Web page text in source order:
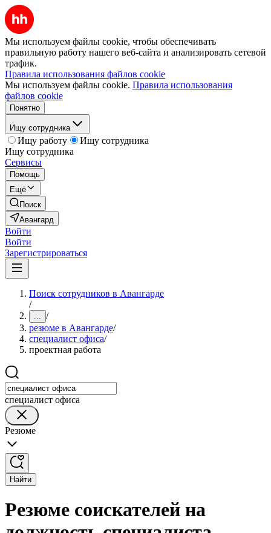
Мы используем файлы cookie, чтобы обеспечивать
правильную работу нашего веб-сайта и анализировать сетевой
трафик.
Правила использования файлов cookie
Мы используем файлы cookie. Правила использования
файлов cookie
Понятно
Ищу сотрудника
Ищу работу
Ищу сотрудника
Ищу сотрудника
Сервисы
Помощь
Ещё
Поиск
Авангард
Войти
Войти
Зарегистрироваться
Поиск сотрудников в Авангарде
/
... /
резюме в Авангарде/
специалист офиса/
проектная работа
специалист офиса
Резюме
Найти
Резюме соискателей на